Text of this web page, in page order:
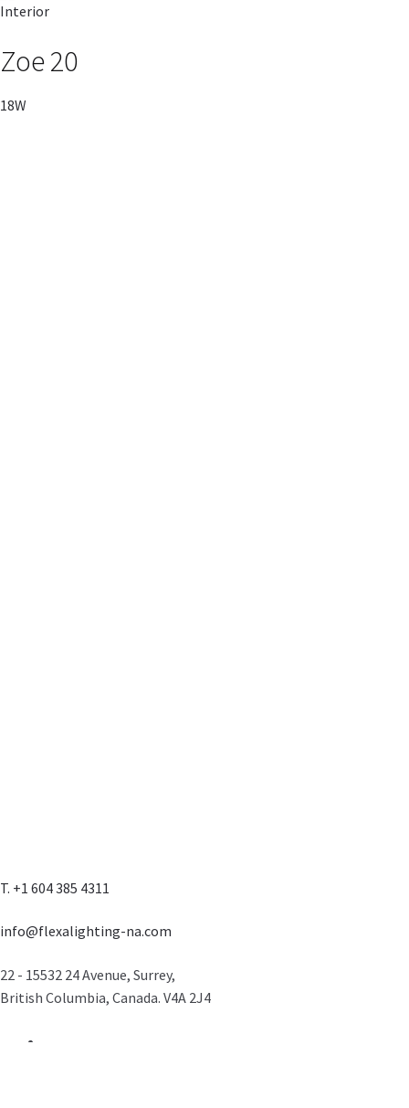
Interior
Zoe 20
18W
T. +1 604 385 4311
info@flexalighting-na.com
22 - 15532 24 Avenue, Surrey,
British Columbia, Canada. V4A 2J4